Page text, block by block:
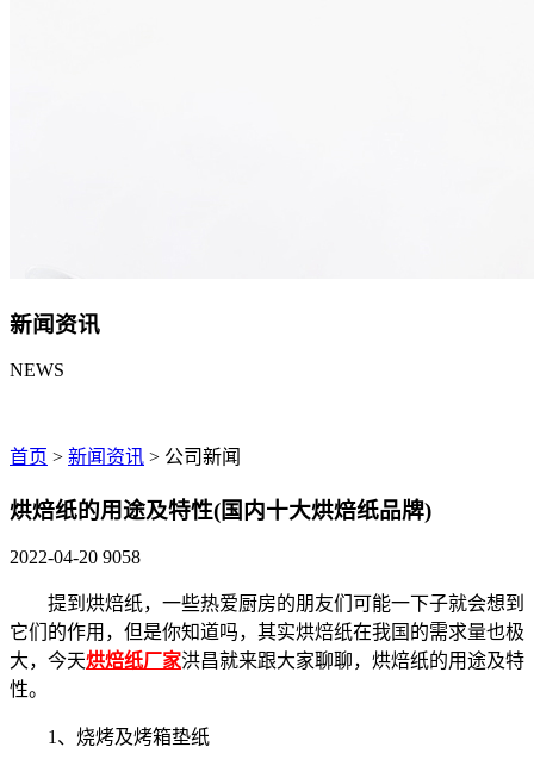
新闻资讯
NEWS
首页 > 新闻资讯 > 公司新闻
烘焙纸的用途及特性(国内十大烘焙纸品牌)
2022-04-20 9058
提到烘焙纸，一些热爱厨房的朋友们可能一下子就会想到
它们的作用，但是你知道吗，其实烘焙纸在我国的需求量也极
大，今天烘焙纸厂家洪昌就来跟大家聊聊，烘焙纸的用途及特
性。
1、烧烤及烤箱垫纸